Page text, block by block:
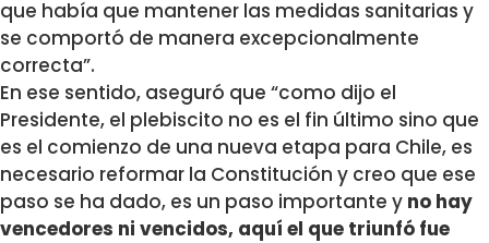
que había que mantener las medidas sanitarias y
se comportó de manera excepcionalmente
correcta”.
En ese sentido, aseguró que “como dijo el
Presidente, el plebiscito no es el fin último sino que
es el comienzo de una nueva etapa para Chile, es
necesario reformar la Constitución y creo que ese
paso se ha dado, es un paso importante y no hay
vencedores ni vencidos, aquí el que triunfó fue